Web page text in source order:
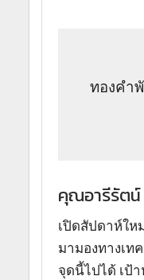
ทองคำ
คุณอารีรัตน์
เปิดสัปดาห์ให
มามองทางเท
จุดนี้ไปได้ เป้